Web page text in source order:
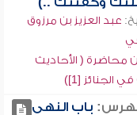
عبد العزيز بن مرزوق
محاضرة ( الأحاديث
الجنائز [1])
باب النهي